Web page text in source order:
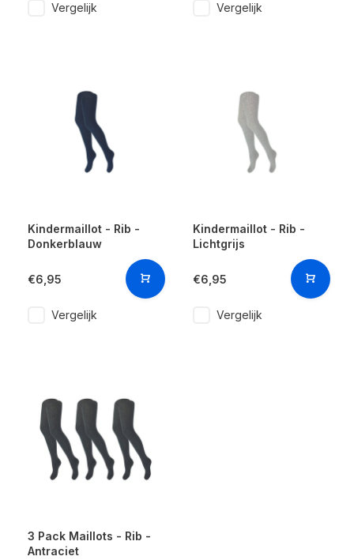
Vergelijk Vergelijk
Kindermaillot - Rib -
Donkerblauw
€6,95
Vergelijk
Kindermaillot - Rib -
Lichtgrijs
€6,95
Vergelijk
3 Pack Maillots - Rib -
Antraciet